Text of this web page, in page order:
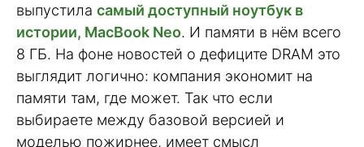
выпустила самый доступный ноутбук в
истории, MacBook Neo. И памяти в нём всего
8 ГБ. На фоне новостей о дефиците DRAM это
выглядит логично: компания экономит на
памяти там, где может. Так что если
выбираете между базовой версией и
моделью пожирнее, имеет смысл